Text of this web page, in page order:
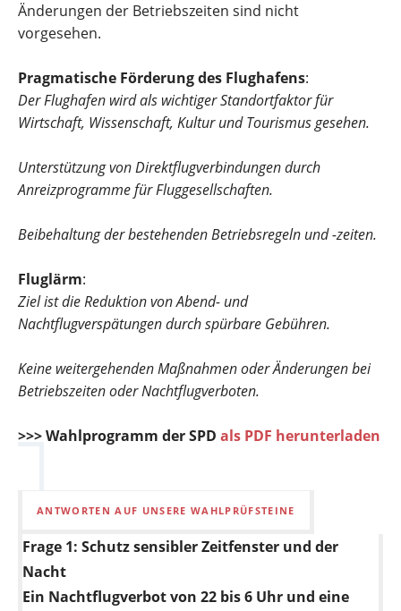
Änderungen der Betriebszeiten sind nicht
vorgesehen.
Pragmatische Förderung des Flughafens:
Der Flughafen wird als wichtiger Standortfaktor für
Wirtschaft, Wissenschaft, Kultur und Tourismus gesehen.
Unterstützung von Direktflugverbindungen durch
Anreizprogramme für Fluggesellschaften.
Beibehaltung der bestehenden Betriebsregeln und -zeiten.
Fluglärm:
Ziel ist die Reduktion von Abend- und
Nachtflugverspätungen durch spürbare Gebühren.
Keine weitergehenden Maßnahmen oder Änderungen bei
Betriebszeiten oder Nachtflugverboten.
>>> Wahlprogramm der SPD als PDF herunterladen
ANTWORTEN AUF UNSERE WAHLPRÜFSTEINE
Frage 1: Schutz sensibler Zeitfenster und der
Nacht
Ein Nachtflugverbot von 22 bis 6 Uhr und eine